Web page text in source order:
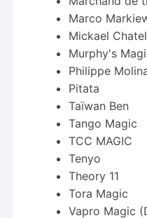
Marco
Mickael
Murphy's
Philippe
Pitata
Taïwan Ben
Tango Magic
TCC MAGIC
Tenyo
Theory 11
Tora Magic
Vapro Magic